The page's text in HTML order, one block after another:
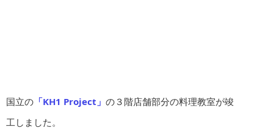
国立の 「KH1 Project」 の３階店舗部分の料理教室が竣
工しました。